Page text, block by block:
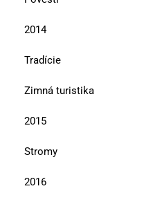
2014
Tradície
Zimná turistika
2015
Stromy
2016